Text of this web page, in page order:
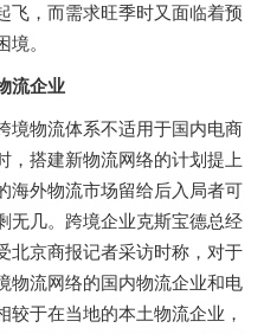
飞，而需求旺季时又面临着预
境。
流企业
境物流体系不适用于国内电商
，搭建新物流网络的计划提上
海外物流市场留给后入局者可
无几。跨境企业克斯宝德总经
北京商报记者采访时称，对于
物流网络的国内物流企业和电
较于在当地的本土物流企业，